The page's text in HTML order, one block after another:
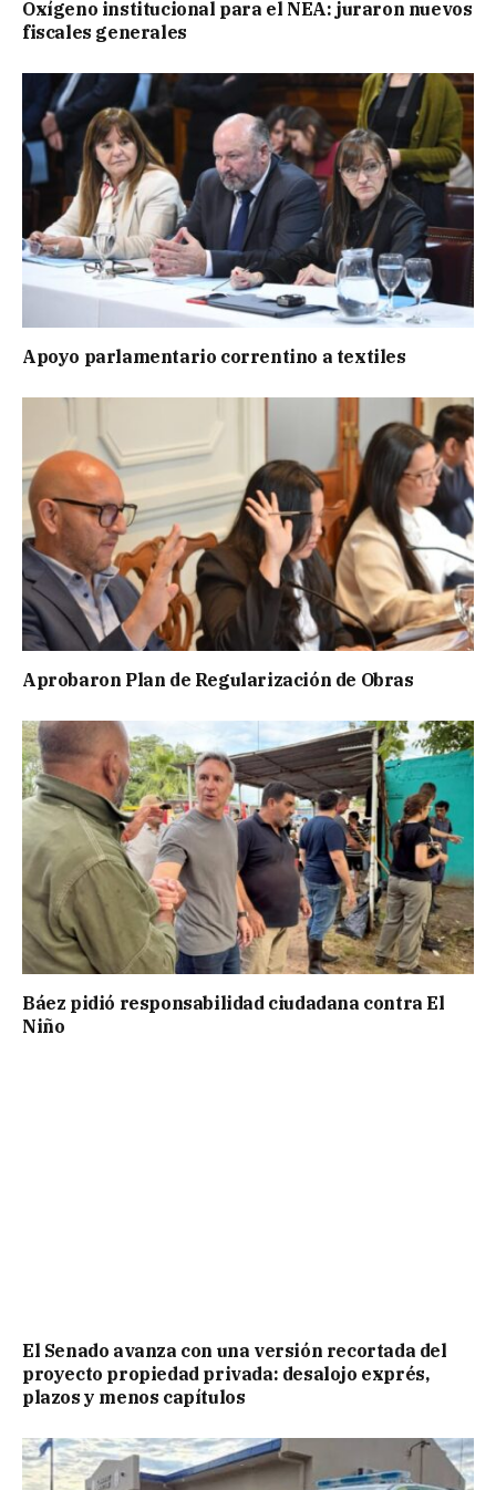
Oxígeno institucional para el NEA: juraron nuevos
fiscales generales
Apoyo parlamentario correntino a textiles
Aprobaron Plan de Regularización de Obras
Báez pidió responsabilidad ciudadana contra El
Niño
El Senado avanza con una versión recortada del
proyecto propiedad privada: desalojo exprés,
plazos y menos capítulos